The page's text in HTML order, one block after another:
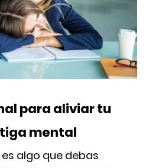
para aliviar tu
mental
algo que debas